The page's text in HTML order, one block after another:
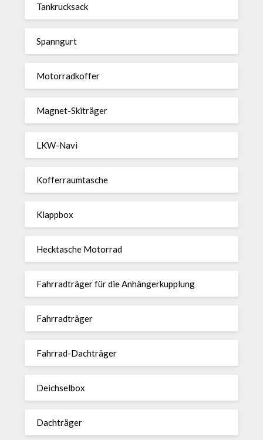
Tan­kruck­sack
Spann­gurt
Motor­rad­koffer
Magnet-Ski­träger
LKW-Navi
Kof­fer­raum­ta­sche
Klappbox
Heck­ta­sche Motorrad
Fahr­rad­träger für die Anhän­ger­kup­p­lung
Fahr­rad­träger
Fahrrad-Dach­träger
Deich­selbox
Dach­träger